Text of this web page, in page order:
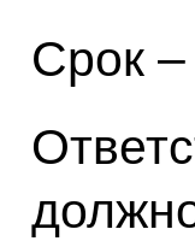
Срок –